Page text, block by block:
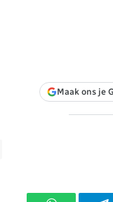
Maak ons je